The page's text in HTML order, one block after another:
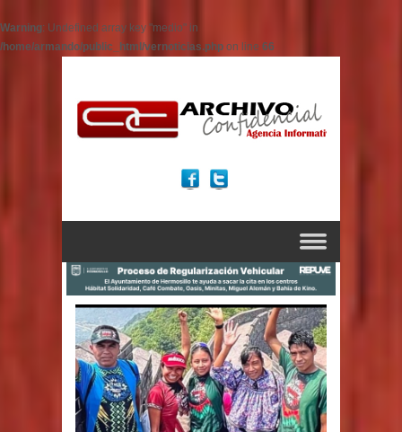
Warning: Undefined array key "medio" in
/home/armando/public_html/vernoticias.php on line 66